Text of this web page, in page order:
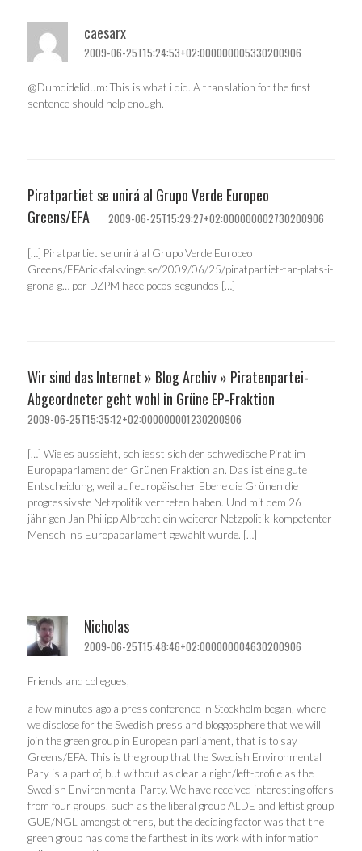
caesarx
2009-06-25T15:24:53+02:000000005330200906
@Dumdidelidum: This is what i did. A translation for the first
sentence should help enough.
Piratpartiet se unirá al Grupo Verde Europeo
Greens/EFA
2009-06-25T15:29:27+02:000000002730200906
[…] Piratpartiet se unirá al Grupo Verde Europeo
Greens/EFArickfalkvinge.se/2009/06/25/piratpartiet-tar-plats-i-
grona-g… por DZPM hace pocos segundos […]
Wir sind das Internet » Blog Archiv » Piratenpartei-
Abgeordneter geht wohl in Grüne EP-Fraktion
2009-06-25T15:35:12+02:000000001230200906
[…] Wie es aussieht, schliesst sich der schwedische Pirat im
Europaparlament der Grünen Fraktion an. Das ist eine gute
Entscheidung, weil auf europäischer Ebene die Grünen die
progressivste Netzpolitik vertreten haben. Und mit dem 26
jährigen Jan Philipp Albrecht ein weiterer Netzpolitik-kompetenter
Mensch ins Europaparlament gewählt wurde. […]
Nicholas
2009-06-25T15:48:46+02:000000004630200906
Friends and collegues,
a few minutes ago a press conference in Stockholm began, where
we disclose for the Swedish press and bloggosphere that we will
join the green group in European parliament, that is to say
Greens/EFA. This is the group that the Swedish Environmental
Pary is a part of, but without as clear a right/left-profile as the
Swedish Environmental Party. We have received interesting offers
from four groups, such as the liberal group ALDE and leftist group
GUE/NGL amongst others, but the deciding factor was that the
green group has come the farthest in its work with information